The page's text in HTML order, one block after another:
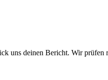
uns deinen Bericht. Wir